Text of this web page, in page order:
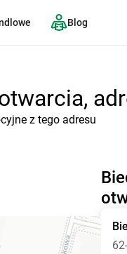
Blog
z tego adresu